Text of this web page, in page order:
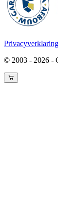
Privacyverklaring
© 2003 - 2026 -